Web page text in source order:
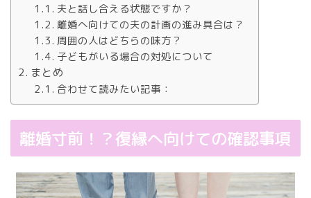
夫と話し合える状態ですか？
離婚へ向けての夫の計画の進み具合は？
周囲の人はどちらの味方？
子どもがいる場合の対処について
まとめ
合わせて読みたい記事：
離婚寸前！？復縁へ向けての確認事項